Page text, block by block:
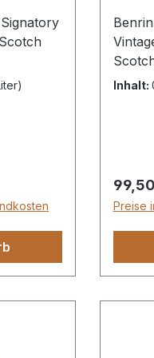
by
Inhalt:
Preise